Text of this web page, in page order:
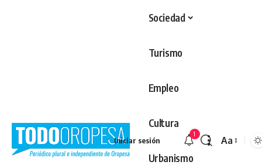
Sociedad
Turismo
Empleo
Cultura
Urbanismo
Iniciar sesión
1
Aa